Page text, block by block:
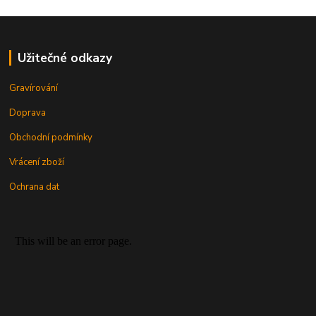
Užitečné odkazy
Gravírování
Doprava
Obchodní podmínky
Vrácení zboží
Ochrana dat